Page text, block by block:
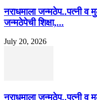
नराधमाला जन्मठेप..पत्नी
जन्मठेपेची शिक्षा,...
July 20, 2026
नराधमाला जन्मठेप..पत्नी